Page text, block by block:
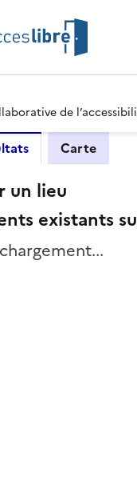
de
Carte
un lieu
existants